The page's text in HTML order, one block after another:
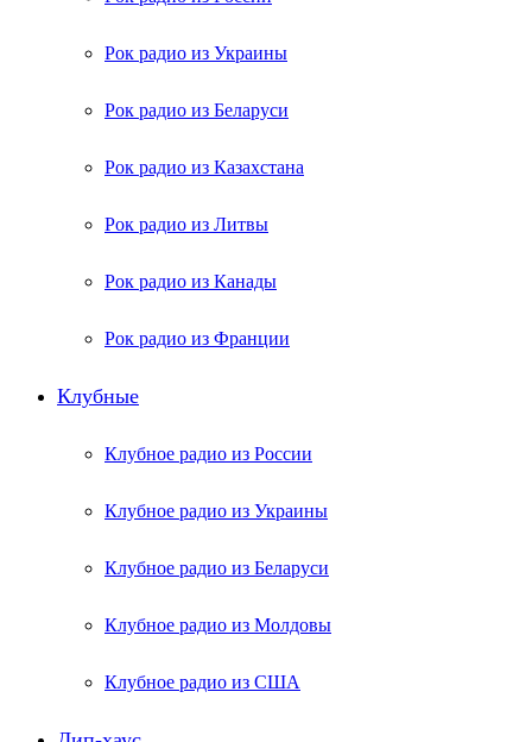
Рок радио из Украины
Рок радио из Беларуси
Рок радио из Казахстана
Рок радио из Литвы
Рок радио из Канады
Рок радио из Франции
Клубные
Клубное радио из России
Клубное радио из Украины
Клубное радио из Беларуси
Клубное радио из Молдовы
Клубное радио из США